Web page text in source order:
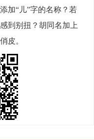
加“儿”字的名称？若
到别扭？胡同名加上
皮。